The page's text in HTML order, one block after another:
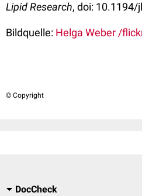
Lipid Research, doi: 10.1194/
Bildquelle: Helga Weber /
© Copyright
DocCheck